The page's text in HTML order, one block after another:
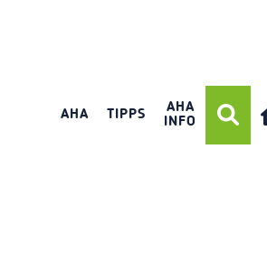
AHA TIPPS
AHA
INFO